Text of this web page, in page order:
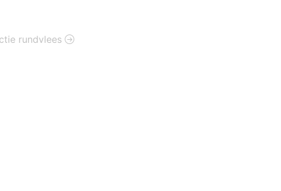
rundvlees